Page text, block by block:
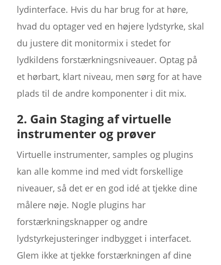
lydinterface. Hvis du har brug for at høre,
hvad du optager ved en højere lydstyrke, skal
du justere dit monitormix i stedet for
lydkildens forstærkningsniveauer. Optag på
et hørbart, klart niveau, men sørg for at have
plads til de andre komponenter i dit mix.
2. Gain Staging af virtuelle
instrumenter og prøver
Virtuelle instrumenter, samples og plugins
kan alle komme ind med vidt forskellige
niveauer, så det er en god idé at tjekke dine
målere nøje. Nogle plugins har
forstærkningsknapper og andre
lydstyrkejusteringer indbygget i interfacet.
Glem ikke at tjekke forstærkningen af dine